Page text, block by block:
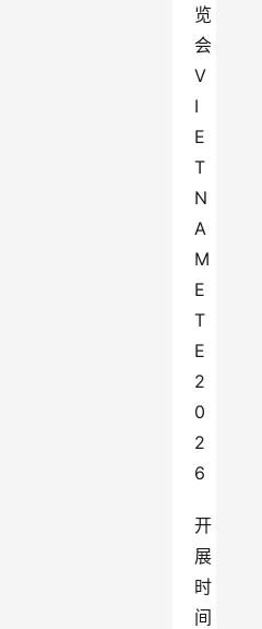
览
会
V
I
E
T
N
A
M
E
T
E
2
0
2
6
开
展
时
间